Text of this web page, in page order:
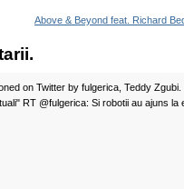
Above & Beyond feat. Richard
on Twitter by fulgerica, Teddy Zgubi.
RT @fulgerica: Si robotii au ajuns la